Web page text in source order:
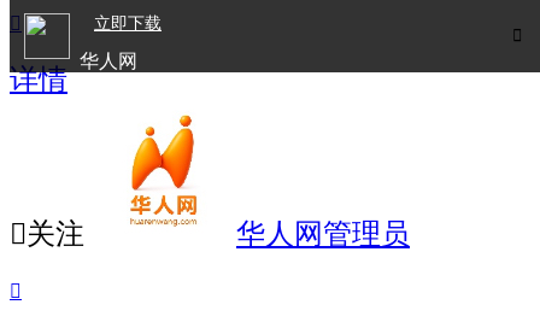

立即下载
华人网

详情
关注 华人网管理员
